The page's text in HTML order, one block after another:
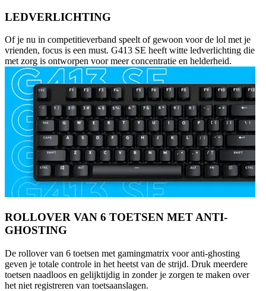
LEDVERLICHTING
Of je nu in competitieverband speelt of gewoon voor de lol met je
vrienden, focus is een must. G413 SE heeft witte ledverlichting die
met zorg is ontworpen voor meer concentratie en helderheid.
ROLLOVER VAN 6 TOETSEN MET ANTI-
GHOSTING
De rollover van 6 toetsen met gamingmatrix voor anti-ghosting
geven je totale controle in het heetst van de strijd. Druk meerdere
toetsen naadloos en gelijktijdig in zonder je zorgen te maken over
het niet registreren van toetsaanslagen.